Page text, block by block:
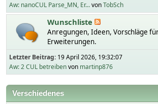
Aw: nanoCUL Parse_MN, Er...vonTobSch
Wunschliste
Anregungen, Ideen, Vorschläge
Erweiterungen.
Letzter Beitrag: 19 April 2026, 19:32:07
Aw: 2 CUL betreibenvon martinp876
Verschiedenes